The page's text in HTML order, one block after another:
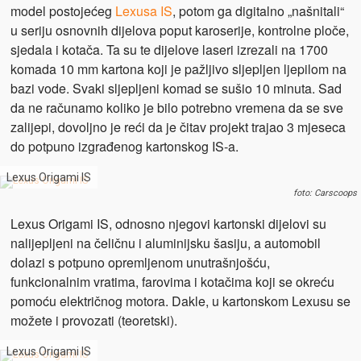
model postojećeg Lexusa IS, potom ga digitalno „našnitali“
u seriju osnovnih dijelova poput karoserije, kontrolne ploče,
sjedala i kotača. Ta su te dijelove laseri izrezali na 1700
komada 10 mm kartona koji je pažljivo sljepljen ljepilom na
bazi vode. Svaki sljepljeni komad se sušio 10 minuta. Sad
da ne računamo koliko je bilo potrebno vremena da se sve
zalijepi, dovoljno je reći da je čitav projekt trajao 3 mjeseca
do potpuno izgrađenog kartonskog IS-a.
Lexus Origami IS
foto: Carscoops
Lexus Origami IS, odnosno njegovi kartonski dijelovi su
nalijepljeni na čeličnu i aluminijsku šasiju, a automobil
dolazi s potpuno opremljenom unutrašnjošću,
funkcionalnim vratima, farovima i kotačima koji se okreću
pomoću električnog motora. Dakle, u kartonskom Lexusu se
možete i provozati (teoretski).
Lexus Origami IS